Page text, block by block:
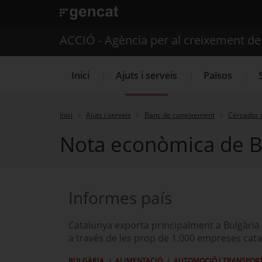
. Obre en una nova finestra.
Serveis d'internacionalització
ACCIÓ - Agència per al creixement
Inici Ajuts i serveis Països
Inici Ajuts i serveis Banc de coneixement Cercador
Nota econòmica de
Informes país
Catalunya exporta principalment a Bulgària
a través de les prop de 1.000 empreses